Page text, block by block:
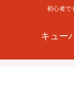
初心者で
キュー